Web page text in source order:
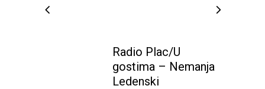
Radio Plac/U
gostima – Nemanja
Ledenski